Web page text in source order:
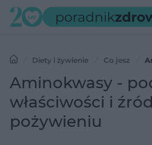
Diety i żywienie Co jesz
właściwości i źródła w pożywieniu
Aminokwasy -
właściwości i
pożywieniu